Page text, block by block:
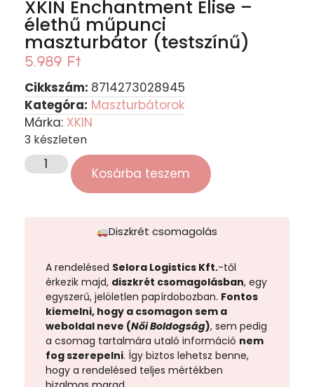
XKIN Enchantment Elise –
élethű műpunci
maszturbátor (testszínű)
5.989 Ft
Cikkszám: 8714273028945
Kategóra: Maszturbátorok
Márka: XKIN
3 készleten
Kosárba teszem
Diszkrét csomagolás
A rendelésed Selora Logistics Kft.-től
érkezik majd, diszkrét csomagolásban, egy
egyszerű, jelöletlen papírdobozban. Fontos
kiemelni, hogy a csomagon sem a
weboldal neve (Női Boldogság), sem pedig
a csomag tartalmára utaló információ nem
fog szerepelni. Így biztos lehetsz benne,
hogy a rendelésed teljes mértékben